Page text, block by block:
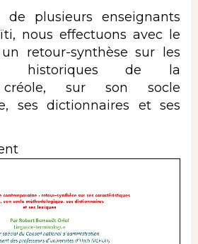
plusieurs enseignants
nous effectuons avec le
retour-synthèse sur les
historiques de la
créole, sur son socle
ses dictionnaires et ses